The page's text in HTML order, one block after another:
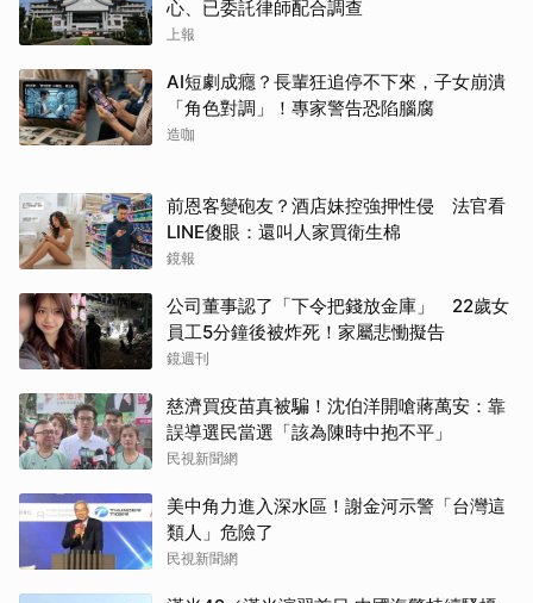
心、已委託律師配合調查
上報
AI短劇成癮？長輩狂追停不下來，子女崩潰
「角色對調」！專家警告恐陷腦腐
造咖
前恩客變砲友？酒店妹控強押性侵 法官看
LINE傻眼：還叫人家買衛生棉
鏡報
公司董事認了「下令把錢放金庫」 22歲女
員工5分鐘後被炸死！家屬悲慟擬告
鏡週刊
慈濟買疫苗真被騙！沈伯洋開嗆蔣萬安：靠
誤導選民當選「該為陳時中抱不平」
民視新聞網
美中角力進入深水區！謝金河示警「台灣這
類人」危險了
民視新聞網